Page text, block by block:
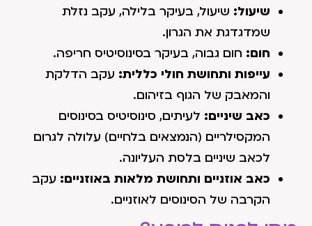
שיעול: שיעול, בעיקר בלילה, עקב נזלת
שמדגדגת את הגרון.
חום: חום גבוה, בעיקר בסינוסיטיס חריפה.
עייפות ותחושת חולי כללית: עקב הדלקת
והמאבק של הגוף בזיהום.
כאב שיניים: לעיתים, סינוסיטיס בסינוסים
המקסילריים (הנמצאים בלחיים) עלולה לגרום
לכאב שיניים בלסת העליונה.
כאב אוזניים ותחושת מלאות באוזניים: עקב
הקרבה של הסינוסים לאוזניים.